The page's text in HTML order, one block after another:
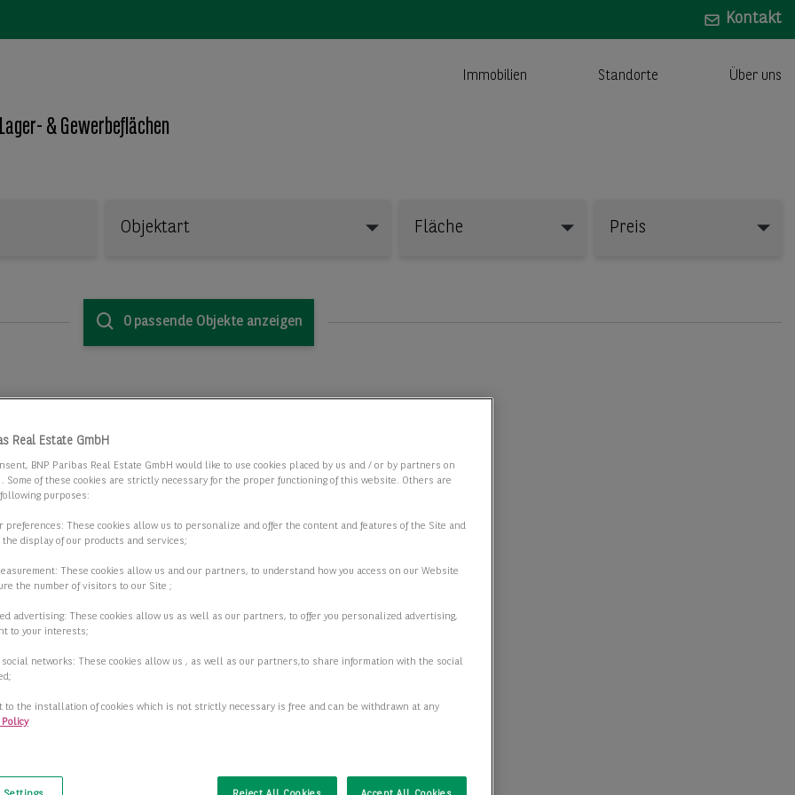
Kontakt
Immobilien Standorte Über uns
& Gewerbeflächen
Objektart Fläche Preis
0 passende Objekte anzeigen
die Suchkriterien an.
RE - Repräsentatives Bürogebäude im
Essen
Preis auf Anfrage
Real Estate GmbH
BNP Paribas Real Estate GmbH would like to use cookies placed by us and / or by partners on
Some of these cookies are strictly necessary for the proper functioning of this website. Others are
purposes:
preferences: These cookies allow us to personalize and offer the content and features of the Site and
display of our products and services;
These cookies allow us and our partners, to understand how you access on our Website
the number of visitors to our Site ;
advertising: These cookies allow us as well as our partners, to offer you personalized advertising,
to your interests;
networks: These cookies allow us , as well as our partners,to share information with the social
to the installation of cookies which is not strictly necessary is free and can be withdrawn at any
Policy